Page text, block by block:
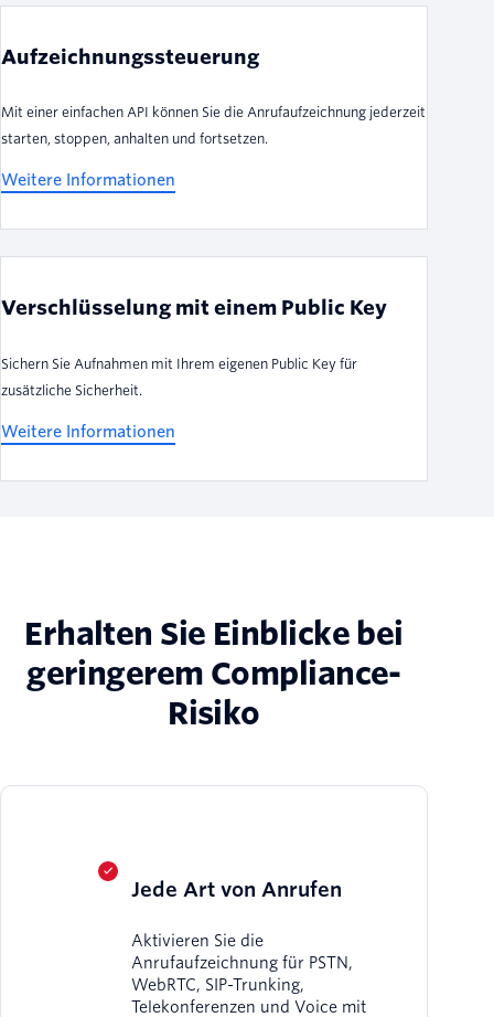
Aufzeichnungssteuerung
Mit einer einfachen API können Sie die Anrufaufzeichnung jederzeit
starten, stoppen, anhalten und fortsetzen.
Weitere Informationen
Verschlüsselung mit einem Public Key
Sichern Sie Aufnahmen mit Ihrem eigenen Public Key für
zusätzliche Sicherheit.
Weitere Informationen
Erhalten Sie Einblicke bei
geringerem Compliance-
Risiko
Jede Art von Anrufen
Aktivieren Sie die
Anrufaufzeichnung für PSTN,
WebRTC, SIP-Trunking,
Telekonferenzen und Voice mit